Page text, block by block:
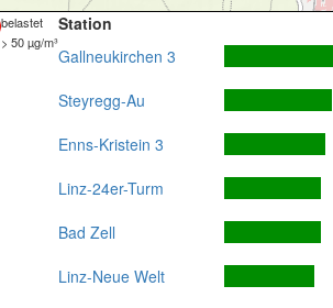
belastet
> 50 µg/m³
Station
Gallneukirchen 3
Steyregg-Au
Enns-Kristein 3
Linz-24er-Turm
Bad Zell
Linz-Neue Welt